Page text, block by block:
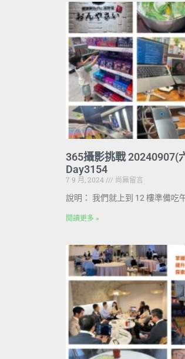
365攝影挑戰 20240907(
Day3154
7 9 月, 2024
尚無留言
說明： 我們就上到 12 樓準備吃
閱讀更多 »